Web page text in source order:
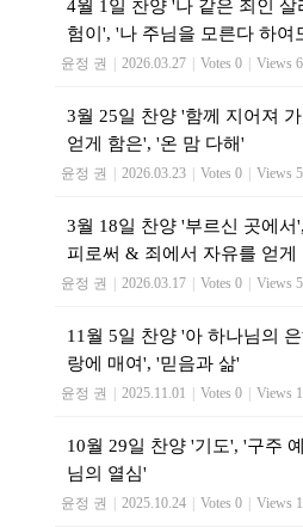
4월 1일 찬양 '나 같은 죄인 살
험이', '나 주님을 모른다 하여
윤정 권 2026.03.27 Votes 0 Views
3월 25일 찬양 '함께 지어져
얻게 함은', '온 맘 다해'
윤정 권 2026.03.23 Votes 0 Views
3월 18일 찬양 '부르신 곳에서
피로써 & 죄에서 자유를 얻게
윤정 권 2026.03.17 Votes 0 Views
11월 5일 찬양 '아 하나님의
랑에 매여', '믿음과 삶'
윤정 권 2025.11.01 Votes 0 Views
10월 29일 찬양 '기도', '구주
님의 열심'
윤정 권 2025.10.24 Votes 0 Views